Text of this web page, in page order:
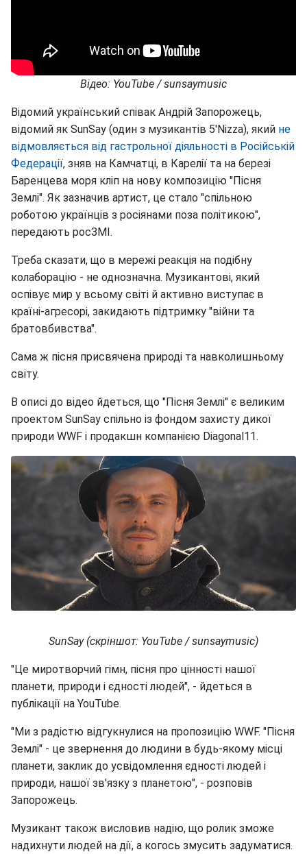
Відео: YouTube / sunsaymusic
Відомий український співак Андрій Запорожець,
відомий як SunSay (один з музикантів 5'Nizza), який не
відмовляється від гастрольної діяльності в Російській
Федерації, зняв на Камчатці, в Карелії та на березі
Баренцева моря кліп на нову композицію "Пісня
Землі". Як зазначив артист, це стало "спільною
роботою українців з росіянами поза політикою",
передають росЗМІ.
Треба сказати, що в мережі реакція на подібну
колаборацію - не однозначна. Музикантові, який
оспівує мир у всьому світі й активно виступає в
країні-агресорі, закидають підтримку "війни та
братовбивства".
Сама ж пісня присвячена природі та навколишньому
світу.
В описі до відео йдеться, що "Пісня Землі" є великим
проектом SunSay спільно із фондом захисту дикої
природи WWF і продакшн компанією Diagonal11.
SunSay (скріншот: YouTube / sunsaymusic)
"Це миротворчий гімн, пісня про цінності нашої
планети, природи і єдності людей", - йдеться в
публікації на YouTube.
"Ми з радістю відгукнулися на пропозицію WWF. "Пісня
Землі" - це звернення до людини в будь-якому місці
планети, заклик до усвідомлення єдності людей і
природи, нашої зв'язку з планетою", - розповів
Запорожець.
Музикант також висловив надію, що ролик зможе
надихнути людей на дії, а когось змусить задуматися.